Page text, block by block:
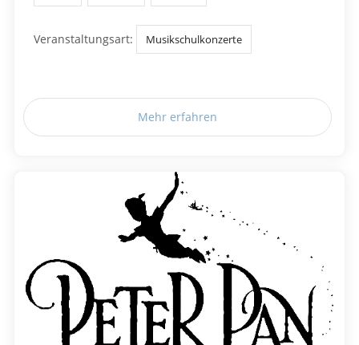
Veranstaltungsart: Musikschulkonzerte
Mehr erfahren